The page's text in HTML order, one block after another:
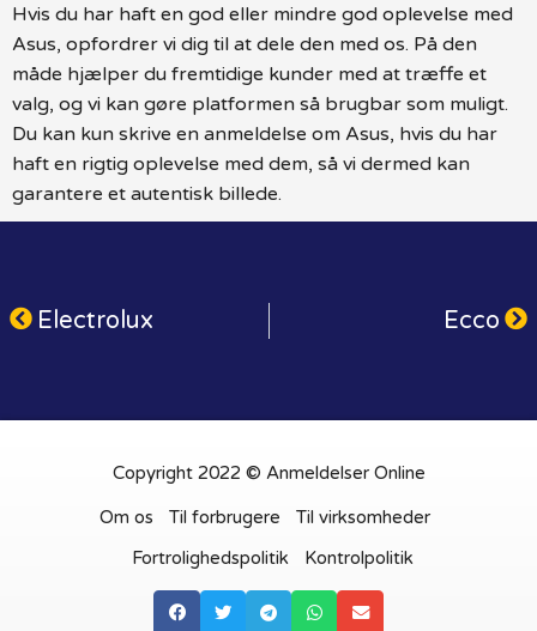
Hvis du har haft en god eller mindre god oplevelse med
Asus, opfordrer vi dig til at dele den med os. På den
måde hjælper du fremtidige kunder med at træffe et
valg, og vi kan gøre platformen så brugbar som muligt.
Du kan kun skrive en anmeldelse om Asus, hvis du har
haft en rigtig oplevelse med dem, så vi dermed kan
garantere et autentisk billede.
Electrolux Ecco
Copyright 2022 © Anmeldelser Online
Om os Til forbrugere
Til virksomheder
Fortrolighedspolitik
Kontrolpolitik